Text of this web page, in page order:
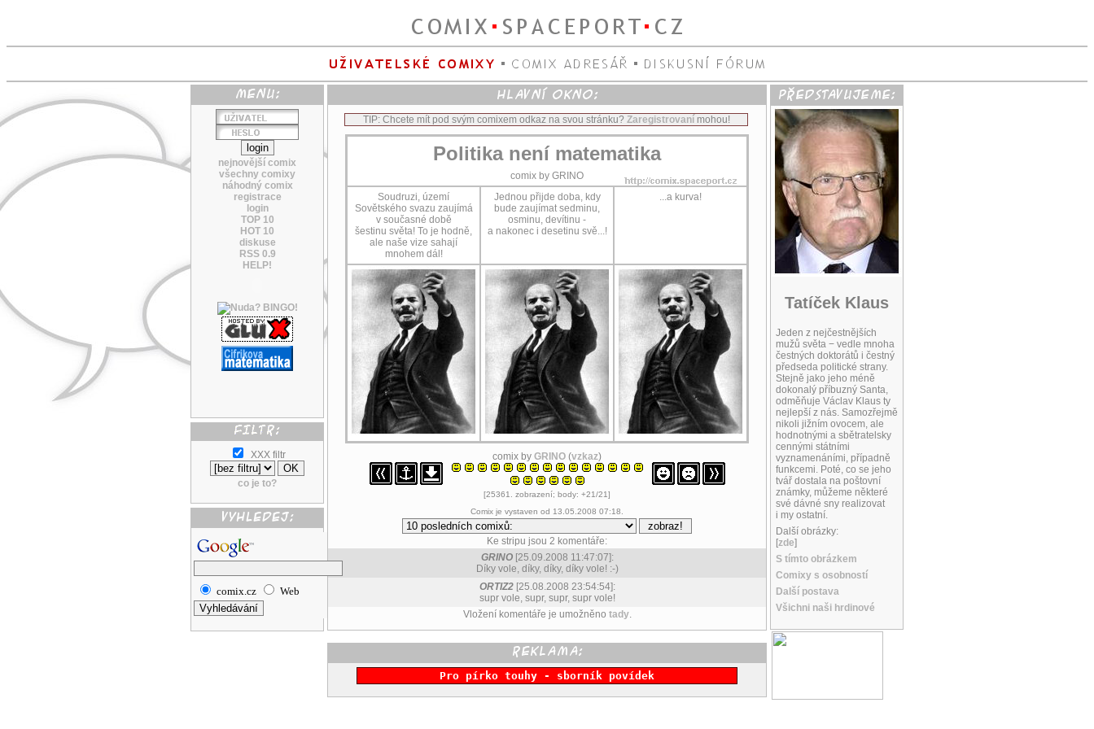
nejnovější comix
všechny comixy
náhodný comix
registrace
login
TOP 10
HOT 10
diskuse
RSS 0.9
HELP!
XXX filtr
co je to?
comix.cz Web
TIP: Chcete mít pod svým comixem odkaz na svou stránku? Zaregistrovanímohou!
Politika není matematika
comix by GRINO
Soudruzi, území
Sovětského svazu zaujímá
v současné době
šestinu světa! To je hodně,
ale naše vize sahají
mnohem dál!
Jednou přijde doba, kdy
bude zaujímat sedminu,
osminu, devítinu -
a nakonec i desetinu svě...!
...a kurva!
comix by GRINO (vzkaz)
[25361. zobrazení; body: +21/21]
Comix je vystaven od 13.05.2008 07:18.
Ke stripu jsou 2 komentáře:
GRINO[25.09.2008 11:47:07]:
Díky vole, díky, díky, díky vole! :-)
ORTIZ2[25.08.2008 23:54:54]:
supr vole, supr, supr, supr vole!
Vložení komentáře je umožněno tady.
Pro pírko touhy - sborník povídek
Tatíček Klaus
Jeden z nejčestnějších
mužů světa − vedle mnoha
čestných doktorátů i čestný
předseda politické strany.
Stejně jako jeho méně
dokonalý příbuzný Santa,
odměňuje Václav Klaus ty
nejlepší z nás. Samozřejmě
nikoli jižním ovocem, ale
hodnotnými a sbětratelsky
cennými státními
vyznamenáními, případně
funkcemi. Poté, co se jeho
tvář dostala na poštovní
známky, můžeme některé
své dávné sny realizovat
i my ostatní.
Další obrázky:
[zde]
S tímto obrázkem
Comixy s osobností
Další postava
Všichni naši hrdinové